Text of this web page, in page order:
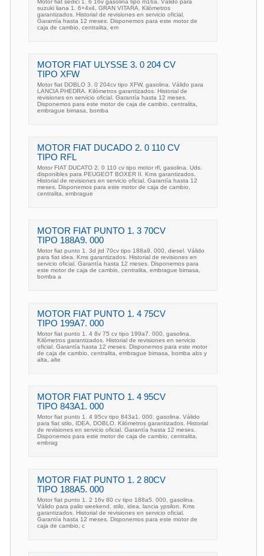
Motor fiat sedici 1. 6 16v gasolina tipo m16a. Válido para
suzuki liana 1. 6+4x4, GRAN VITARA. Kilómetros
garantizados. Historial de revisiones en servicio oficial.
Garantía hasta 12 meses. Disponemos para este motor de
caja de cambio, centralita, em
MOTOR FIAT ULYSSE 3. 0 204 CV
TIPO XFW
Motor fiat DOBLO 3. 0 204cv tipo XFW, gasolina. Válido para
LANCIA PHEDRA. Kilómetros garantizados. Historial de
revisiones en servicio oficial. Garantía hasta 12 meses.
Disponemos para este motor de caja de cambio, centralita,
embrague bimasa, bomba
MOTOR FIAT DUCADO 2. 0 110 CV
TIPO RFL
Motor FIAT DUCATO 2. 0 110 cv tipo motor rfl, gasolina. Uds.
disponibles para PEUGEOT BOXER II. Kms garantizados.
Historial de revisiones en servicio oficial. Garantía hasta 12
meses. Disponemos para este motor de caja de cambio,
centralita, embrague
MOTOR FIAT PUNTO 1. 3 70CV
TIPO 188A9. 000
Motor fiat punto 1. 3d jtd 70cv tipo 188a9. 000, diesel. Válido
para fiat idea. Kms garantizados. Historial de revisiones en
servicio oficial. Garantía hasta 12 meses. Disponemos para
este motor de caja de cambio, centralita, embrague bimasa,
bomba a
MOTOR FIAT PUNTO 1. 4 75CV
TIPO 199A7. 000
Motor fiat punto 1. 4 8v 75 cv tipo 199a7. 000, gasolina.
Kilómetros garantizados. Historial de revisiones en servicio
oficial. Garantía hasta 12 meses. Disponemos para este motor
de caja de cambio, centralita, embrague bimasa, bomba abs y
alta, alte
MOTOR FIAT PUNTO 1. 4 95CV
TIPO 843A1. 000
Motor fiat punto 1. 4 95cv tipo 843a1. 000, gasolina. Válido
para fiat stilo, IDEA, DOBLO. Kilómetros garantizados. Historial
de revisiones en servicio oficial. Garantía hasta 12 meses.
Disponemos para este motor de caja de cambio, centralita,
embrag
MOTOR FIAT PUNTO 1. 2 80CV
TIPO 188A5. 000
Motor fiat punto 1. 2 16v 80 cv tipo 188a5. 000, gasolina.
Válido para palio weekend, stilo, idea, lancia ypsilon. Kms
garantizados. Historial de revisiones en servicio oficial.
Garantía hasta 12 meses. Disponemos para este motor de
caja de cambio, c